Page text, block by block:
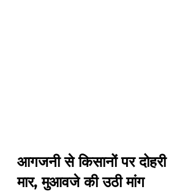
आगजनी से किसानों पर दोहरी
मार, मुआवजे की उठी मांग